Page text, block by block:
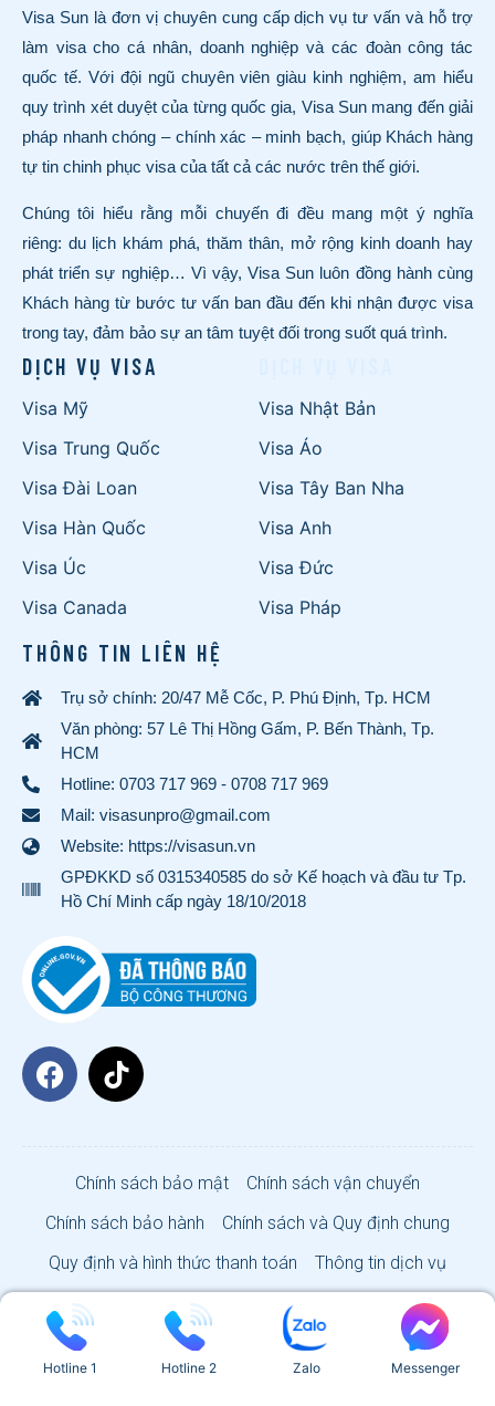
Visa Sun là đơn vị chuyên cung cấp dịch vụ tư vấn và hỗ trợ
làm visa cho cá nhân, doanh nghiệp và các đoàn công tác
quốc tế. Với đội ngũ chuyên viên giàu kinh nghiệm, am hiểu
quy trình xét duyệt của từng quốc gia, Visa Sun mang đến giải
pháp nhanh chóng – chính xác – minh bạch, giúp Khách hàng
tự tin chinh phục visa của tất cả các nước trên thế giới.
Chúng tôi hiểu rằng mỗi chuyến đi đều mang một ý nghĩa
riêng: du lịch khám phá, thăm thân, mở rộng kinh doanh hay
phát triển sự nghiệp… Vì vậy, Visa Sun luôn đồng hành cùng
Khách hàng từ bước tư vấn ban đầu đến khi nhận được visa
trong tay, đảm bảo sự an tâm tuyệt đối trong suốt quá trình.
DỊCH VỤ VISA
Visa Mỹ
Visa Trung Quốc
Visa Đài Loan
Visa Hàn Quốc
Visa Úc
Visa Canada
Visa Nhật Bản
Visa Áo
Visa Tây Ban Nha
Visa Anh
Visa Đức
Visa Pháp
THÔNG TIN LIÊN HỆ
Trụ sở chính: 20/47 Mễ Cốc, P. Phú Định, Tp. HCM
Văn phòng: 57 Lê Thị Hồng Gấm, P. Bến Thành, Tp.
HCM
Hotline: 0703 717 969 - 0708 717 969
Mail: visasunpro@gmail.com
Website: https://visasun.vn
GPĐKKD số 0315340585 do sở Kế hoạch và đầu tư Tp.
Hồ Chí Minh cấp ngày 18/10/2018
Chính sách bảo mật
Chính sách vận chuyển
Chính sách bảo hành
Chính sách và Quy định chung
Quy định và hình thức thanh toán
Thông tin dịch vụ
VISA SUN CO., LTD 2026
Hotline 1 Hotline 2 Zalo Messenger